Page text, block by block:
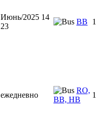
Июнь/2025 14
23
BB 1
ежедневно
RO,
BB, HB
1